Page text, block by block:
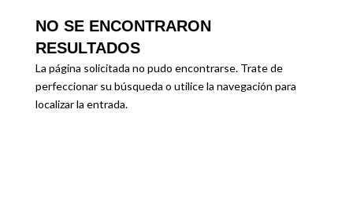
NO SE ENCONTRARON
RESULTADOS
La página solicitada no pudo encontrarse. Trate de
perfeccionar su búsqueda o utilice la navegación para
localizar la entrada.